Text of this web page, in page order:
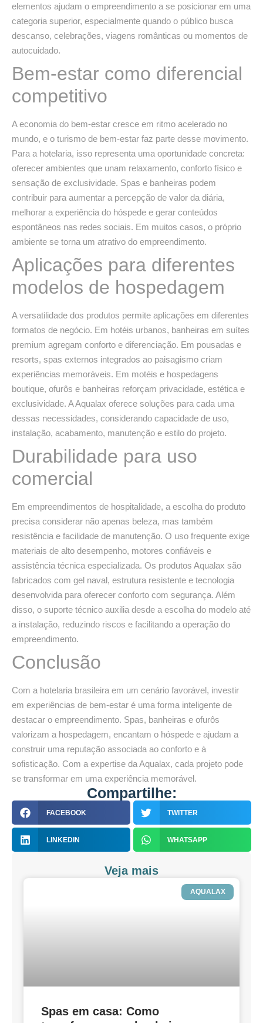
elementos ajudam o empreendimento a se posicionar em uma
categoria superior, especialmente quando o público busca
descanso, celebrações, viagens românticas ou momentos de
autocuidado.
Bem-estar como diferencial
competitivo
A economia do bem-estar cresce em ritmo acelerado no
mundo, e o turismo de bem-estar faz parte desse movimento.
Para a hotelaria, isso representa uma oportunidade concreta:
oferecer ambientes que unam relaxamento, conforto físico e
sensação de exclusividade. Spas e banheiras podem
contribuir para aumentar a percepção de valor da diária,
melhorar a experiência do hóspede e gerar conteúdos
espontâneos nas redes sociais. Em muitos casos, o próprio
ambiente se torna um atrativo do empreendimento.
Aplicações para diferentes
modelos de hospedagem
A versatilidade dos produtos permite aplicações em diferentes
formatos de negócio. Em hotéis urbanos, banheiras em suítes
premium agregam conforto e diferenciação. Em pousadas e
resorts, spas externos integrados ao paisagismo criam
experiências memoráveis. Em motéis e hospedagens
boutique, ofurôs e banheiras reforçam privacidade, estética e
exclusividade. A Aqualax oferece soluções para cada uma
dessas necessidades, considerando capacidade de uso,
instalação, acabamento, manutenção e estilo do projeto.
Durabilidade para uso
comercial
Em empreendimentos de hospitalidade, a escolha do produto
precisa considerar não apenas beleza, mas também
resistência e facilidade de manutenção. O uso frequente exige
materiais de alto desempenho, motores confiáveis e
assistência técnica especializada. Os produtos Aqualax são
fabricados com gel naval, estrutura resistente e tecnologia
desenvolvida para oferecer conforto com segurança. Além
disso, o suporte técnico auxilia desde a escolha do modelo até
a instalação, reduzindo riscos e facilitando a operação do
empreendimento.
Conclusão
Com a hotelaria brasileira em um cenário favorável, investir
em experiências de bem-estar é uma forma inteligente de
destacar o empreendimento. Spas, banheiras e ofurôs
valorizam a hospedagem, encantam o hóspede e ajudam a
construir uma reputação associada ao conforto e à
sofisticação. Com a expertise da Aqualax, cada projeto pode
se transformar em uma experiência memorável.
Compartilhe:
FACEBOOK TWITTER
LINKEDIN WHATSAPP
Veja mais
AQUALAX
Spas em casa: Como